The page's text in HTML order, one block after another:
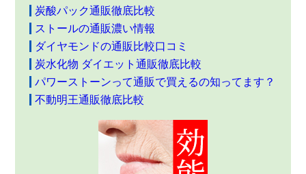
炭酸パック通販徹底比較
ストールの通販濃い情報
ダイヤモンドの通販比較口コミ
炭水化物 ダイエット通販徹底比較
パワーストーンって通販で買えるの知ってます？
不動明王通販徹底比較